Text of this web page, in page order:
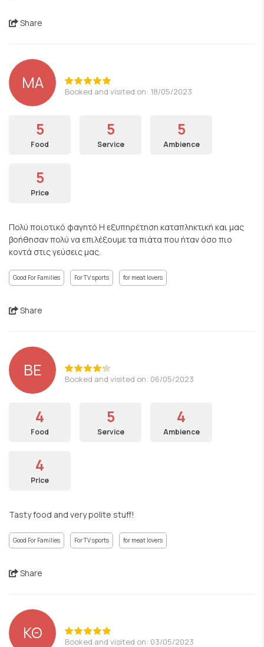
Share
MA Booked and visited on: 18/05/2023
5
Food
5
Service
5
Ambience
5
Price
Πολύ ποιοτικό φαγητό Η εξυπηρέτηση καταπληκτική και μας
βοήθησαν πολύ να επιλέξουμε τα πιάτα που ήταν όσο πιο
κοντά στις γεύσεις μας.
Good For Families For TV sports for meat lovers
Share
ΒΕ Booked and visited on: 06/05/2023
4
Food
5
Service
4
Ambience
4
Price
Tasty food and very polite stuff!
Good For Families For TV sports for meat lovers
Share
ΚΘ Booked and visited on: 03/05/2023